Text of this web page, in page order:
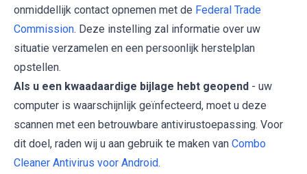
onmiddellijk contact opnemen met de Federal Trade
Commission. Deze instelling zal informatie over uw
situatie verzamelen en een persoonlijk herstelplan
opstellen.
Als u een kwaadaardige bijlage hebt geopend - uw
computer is waarschijnlijk geïnfecteerd, moet u deze
scannen met een betrouwbare antivirustoepassing. Voor
dit doel, raden wij u aan gebruik te maken van Combo
Cleaner Antivirus voor Android.